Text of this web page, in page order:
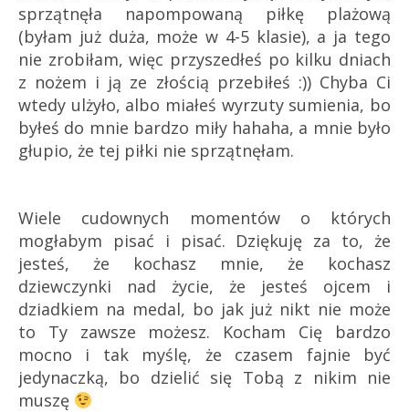
sprzątnęła napompowaną piłkę plażową
(byłam już duża, może w 4-5 klasie), a ja tego
nie zrobiłam, więc przyszedłeś po kilku dniach
z nożem i ją ze złością przebiłeś :)) Chyba Ci
wtedy ulżyło, albo miałeś wyrzuty sumienia, bo
byłeś do mnie bardzo miły hahaha, a mnie było
głupio, że tej piłki nie sprzątnęłam.
Wiele cudownych momentów o których
mogłabym pisać i pisać. Dziękuję za to, że
jesteś, że kochasz mnie, że kochasz
dziewczynki nad życie, że jesteś ojcem i
dziadkiem na medal, bo jak już nikt nie może
to Ty zawsze możesz. Kocham Cię bardzo
mocno i tak myślę, że czasem fajnie być
jedynaczką, bo dzielić się Tobą z nikim nie
muszę